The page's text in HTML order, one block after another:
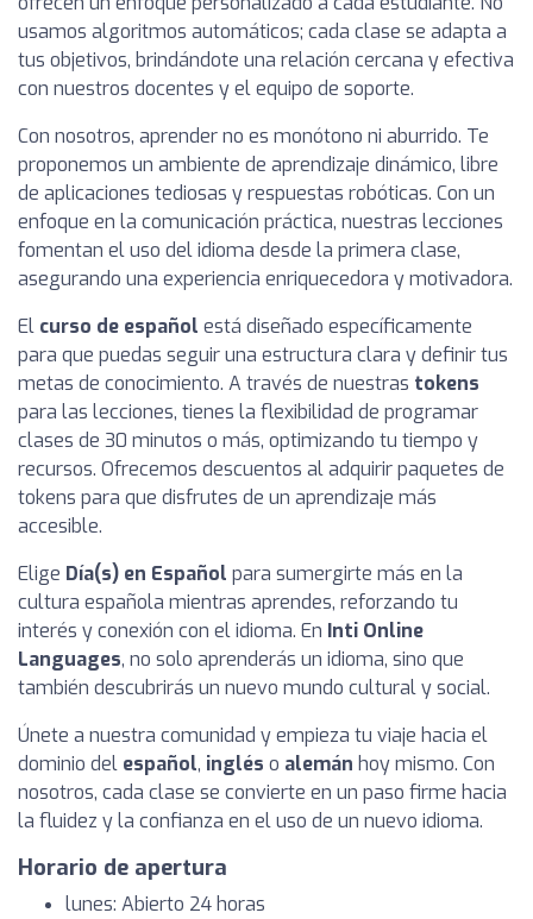
usamos algoritmos automáticos; cada clase se adapta a
tus objetivos, brindándote una relación cercana y efectiva
con nuestros docentes y el equipo de soporte.
Con nosotros, aprender no es monótono ni aburrido. Te
proponemos un ambiente de aprendizaje dinámico, libre
de aplicaciones tediosas y respuestas robóticas. Con un
enfoque en la comunicación práctica, nuestras lecciones
fomentan el uso del idioma desde la primera clase,
asegurando una experiencia enriquecedora y motivadora.
El curso de español está diseñado específicamente
para que puedas seguir una estructura clara y definir tus
metas de conocimiento. A través de nuestras tokens
para las lecciones, tienes la flexibilidad de programar
clases de 30 minutos o más, optimizando tu tiempo y
recursos. Ofrecemos descuentos al adquirir paquetes de
tokens para que disfrutes de un aprendizaje más
accesible.
Elige Día(s) en Español para sumergirte más en la
cultura española mientras aprendes, reforzando tu
interés y conexión con el idioma. En Inti Online
Languages, no solo aprenderás un idioma, sino que
también descubrirás un nuevo mundo cultural y social.
Únete a nuestra comunidad y empieza tu viaje hacia el
dominio del español, inglés o alemán hoy mismo. Con
nosotros, cada clase se convierte en un paso firme hacia
la fluidez y la confianza en el uso de un nuevo idioma.
Horario de apertura
lunes: Abierto 24 horas